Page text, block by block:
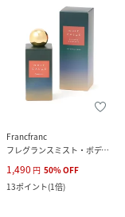
Francfranc
フレグランスミスト・ボディミスト
1,490 円 50%OFF
13ポイント(1倍)